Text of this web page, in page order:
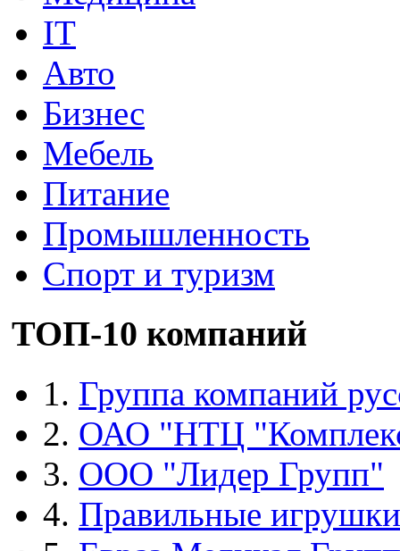
IT
Авто
Бизнес
Мебель
Питание
Промышленность
Спорт и туризм
ТОП-10 компаний
1. Группа компаний
2. ОАО "НТЦ
3. ООО "Лидер Групп"
4. Правильные игрушки